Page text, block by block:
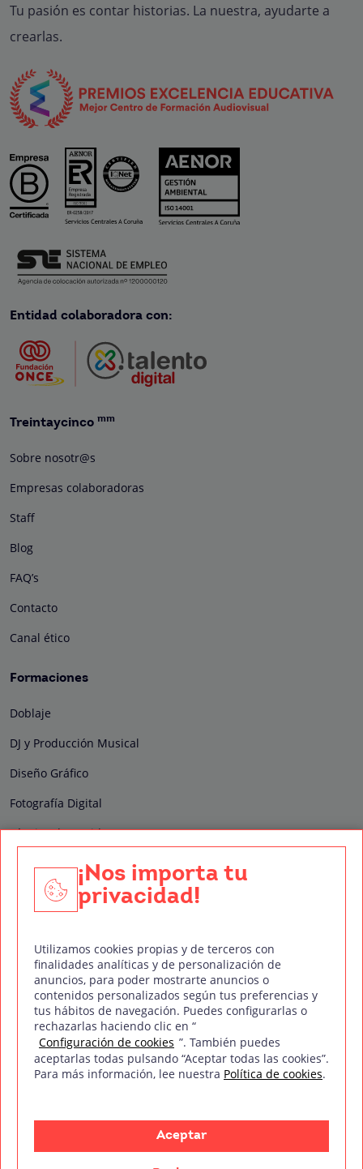
Tu pasión es contar historias. La nuestra, ayudarte a
crearlas.
Entidad colaboradora con:
Treintaycinco mm
Sobre nosotr@s
Empresas colaboradoras
Staff
Blog
FAQ’s
Contacto
Canal ético
Formaciones
Doblaje
DJ y Producción Musical
Diseño Gráfico
Fotografía Digital
Técnico de Sonido
Edición y Postproducción de Vídeo
Nuestros sellos de calidad
Síguenos en Redes Sociales
mm 2026
Política de privacidad Política de cookies
Aviso legal
¡Nos importa tu
privacidad!
Utilizamos cookies propias y de terceros con
finalidades analíticas y de personalización de
anuncios, para poder mostrarte anuncios o
contenidos personalizados según tus preferencias y
tus hábitos de navegación. Puedes configurarlas o
rechazarlas haciendo clic en “
Configuración de cookies ”. También puedes
aceptarlas todas pulsando “Aceptar todas las cookies”.
Para más información, lee nuestra Política de cookies.
Aceptar